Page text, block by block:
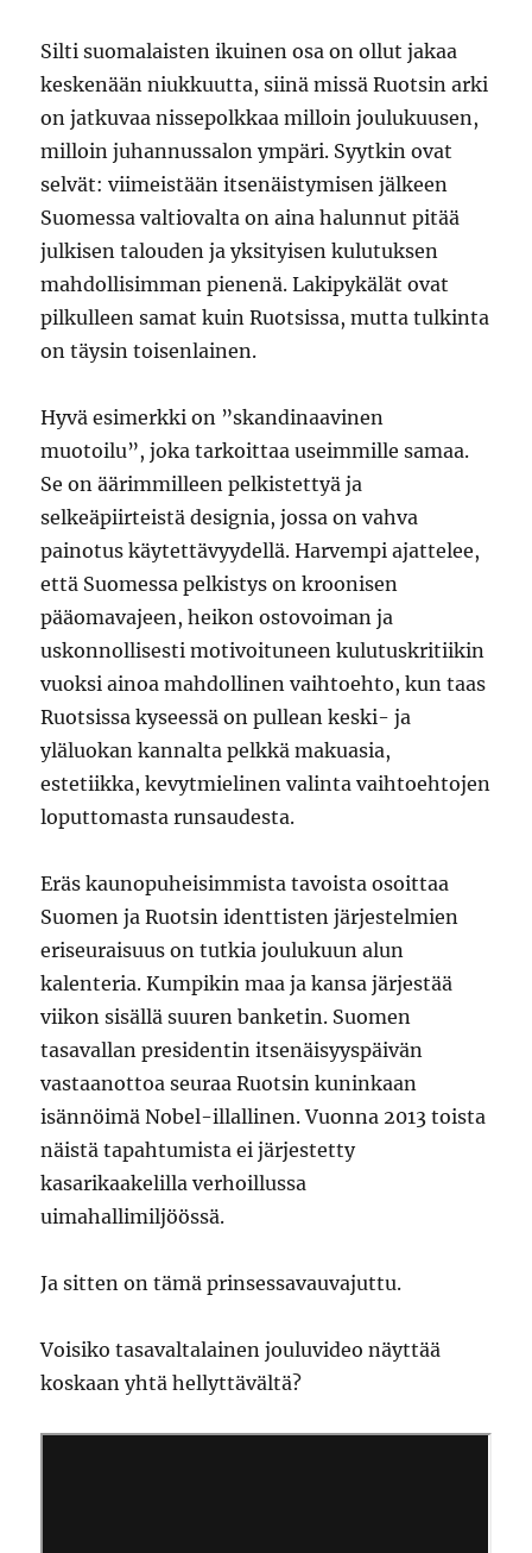
Silti suomalaisten ikuinen osa on ollut jakaa
keskenään niukkuutta, siinä missä Ruotsin arki
on jatkuvaa nissepolkkaa milloin joulukuusen,
milloin juhannussalon ympäri. Syytkin ovat
selvät: viimeistään itsenäistymisen jälkeen
Suomessa valtiovalta on aina halunnut pitää
julkisen talouden ja yksityisen kulutuksen
mahdollisimman pienenä. Lakipykälät ovat
pilkulleen samat kuin Ruotsissa, mutta tulkinta
on täysin toisenlainen.
Hyvä esimerkki on ”skandinaavinen
muotoilu”, joka tarkoittaa useimmille samaa.
Se on äärimmilleen pelkistettyä ja
selkeäpiirteistä designia, jossa on vahva
painotus käytettävyydellä. Harvempi ajattelee,
että Suomessa pelkistys on kroonisen
pääomavajeen, heikon ostovoiman ja
uskonnollisesti motivoituneen kulutuskritiikin
vuoksi ainoa mahdollinen vaihtoehto, kun taas
Ruotsissa kyseessä on pullean keski- ja
yläluokan kannalta pelkkä makuasia,
estetiikka, kevytmielinen valinta vaihtoehtojen
loputtomasta runsaudesta.
Eräs kaunopuheisimmista tavoista osoittaa
Suomen ja Ruotsin identtisten järjestelmien
eriseuraisuus on tutkia joulukuun alun
kalenteria. Kumpikin maa ja kansa järjestää
viikon sisällä suuren banketin. Suomen
tasavallan presidentin itsenäisyyspäivän
vastaanottoa seuraa Ruotsin kuninkaan
isännöimä Nobel-illallinen. Vuonna 2013 toista
näistä tapahtumista ei järjestetty
kasarikaakelilla verhoillussa
uimahallimiljöössä.
Ja sitten on tämä prinsessavauvajuttu.
Voisiko tasavaltalainen jouluvideo näyttää
koskaan yhtä hellyttävältä?